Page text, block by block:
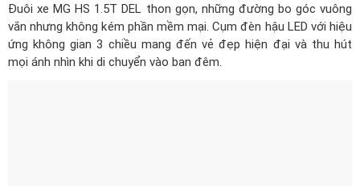
Đuôi xe MG HS 1.5T DEL thon gọn, những đường bo góc vuông
vắn nhưng không kém phần mềm mại. Cụm đèn hậu LED với hiệu
ứng không gian 3 chiều mang đến vẻ đẹp hiện đại và thu hút
mọi ánh nhìn khi di chuyển vào ban đêm.